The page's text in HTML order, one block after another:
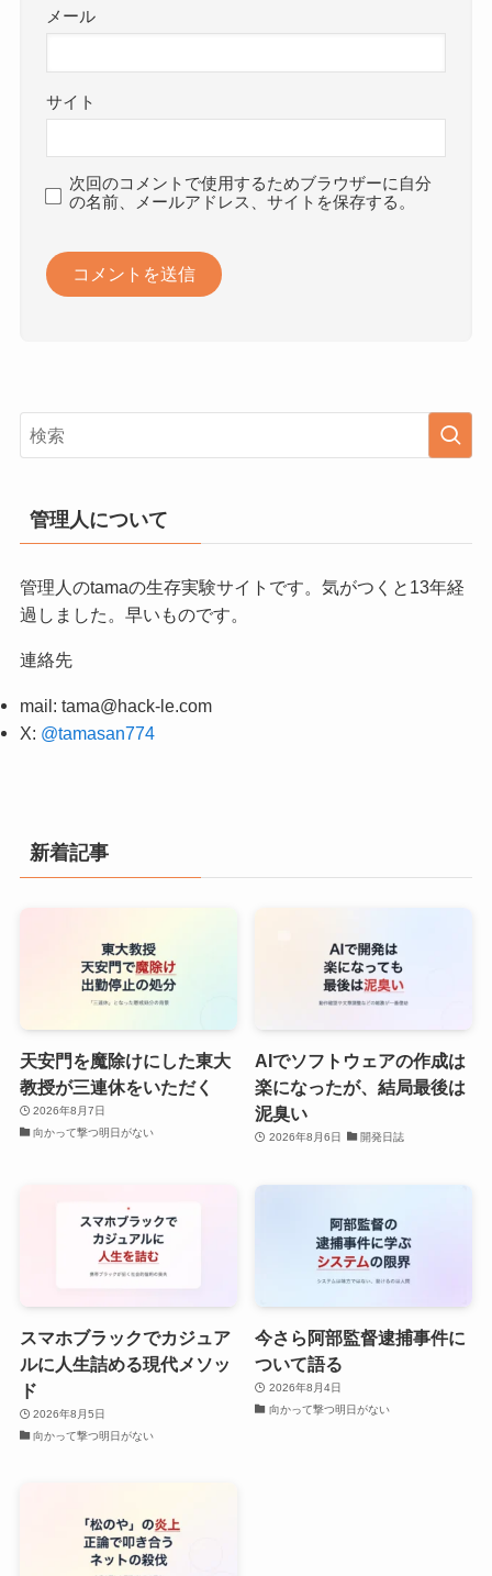
メール
サイト
次回のコメントで使用するためブラウザーに自分
の名前、メールアドレス、サイトを保存する。
管理人について
管理人のtamaの生存実験サイトです。気がつくと13年経
過しました。早いものです。
連絡先
mail: tama@hack-le.com
X: @tamasan774
新着記事
天安門を魔除けにした東大
教授が三連休をいただく
2026年8月7日
向かって撃つ明日がない
AIでソフトウェアの作成は
楽になったが、結局最後は
泥臭い
2026年8月6日 開発日誌
スマホブラックでカジュア
ルに人生詰める現代メソッ
ド
2026年8月5日
向かって撃つ明日がない
今さら阿部監督逮捕事件に
ついて語る
2026年8月4日
向かって撃つ明日がない